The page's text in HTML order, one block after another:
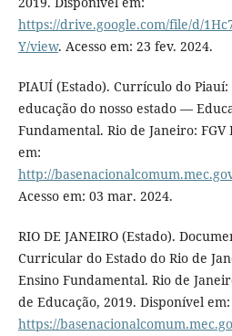
https://drive.google.com/file/d/
Y/view. Acesso em: 23 fev. 2024.
PIAUÍ (Estado). Currículo do
educação do nosso estado —
Fundamental. Rio de Janeiro:
em:
http://
Acesso em: 03 mar. 2024.
RIO DE JANEIRO (Estado).
Curricular do Estado do Rio de
Ensino Fundamental. Rio de
de Educação, 2019. Disponível em:
https://